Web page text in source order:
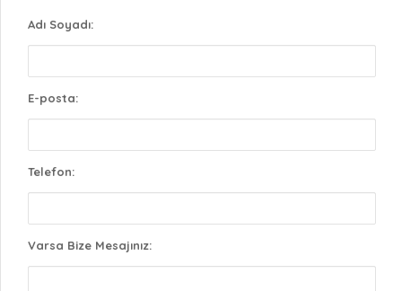
Adı Soyadı:
E-posta:
Telefon:
Varsa Bize Mesajınız: